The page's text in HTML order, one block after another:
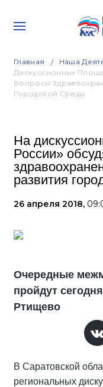
Главная Наша
Дискуссионных
Вопросы
Городской Среды
На
России»
развития
26 апреля 2018,
Очередные
пройдут
Ртищево
В Саратовской
региональных